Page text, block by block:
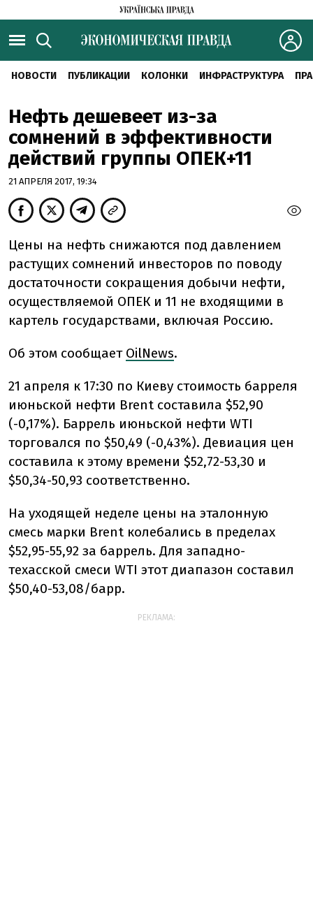
НОВОСТИ ПУБЛИКАЦИИ КОЛОНКИ ИНФРАСТРУКТУРА
Нефть дешевеет из-за
сомнений в эффективности
действий группы ОПЕК+11
21 АПРЕЛЯ 2017, 19:34
Цены на нефть снижаются под давлением
растущих сомнений инвесторов по поводу
достаточности сокращения добычи нефти,
осуществляемой ОПЕК и 11 не входящими в
картель государствами, включая Россию.
Об этом сообщает OilNews.
21 апреля к 17:30 по Киеву стоимость барреля
июньской нефти Brent составила $52,90
(-0,17%). Баррель июньской нефти WTI
торговался по $50,49 (-0,43%). Девиация цен
составила к этому времени $52,72-53,30 и
$50,34-50,93 соответственно.
На уходящей неделе цены на эталонную
смесь марки Brent колебались в пределах
$52,95-55,92 за баррель. Для западно-
техасской смеси WTI этот диапазон составил
$50,40-53,08/барр.
РЕКЛАМА: